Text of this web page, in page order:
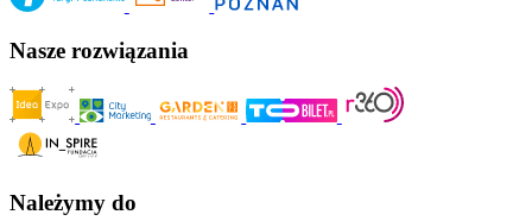
Nasze rozwiązania
Należymy do